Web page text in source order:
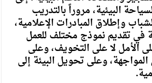
البيئية، مروراً بالتدريب
وإطلاق المبادرات الإعلامية،
في تقديم نموذج مختلف للعمل
الأمل لا على التخويف، وعلى
المواجهة، وعلى تحويل البيئة إلى